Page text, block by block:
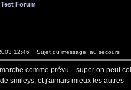
Test Forum
12:46 Sujet du message: au secours
comme prévu... super on peut
smileys, et j'aimais mieux les autres